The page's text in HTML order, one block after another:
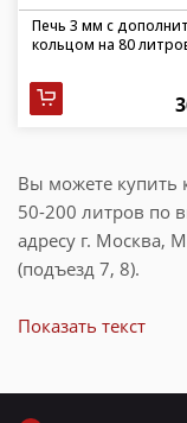
Печь 3 мм с
кольцом на 80
Вы можете купить
50-200 литров по
адресу г. Москва,
(подъезд 7, 8).
Как
на
Показать текст